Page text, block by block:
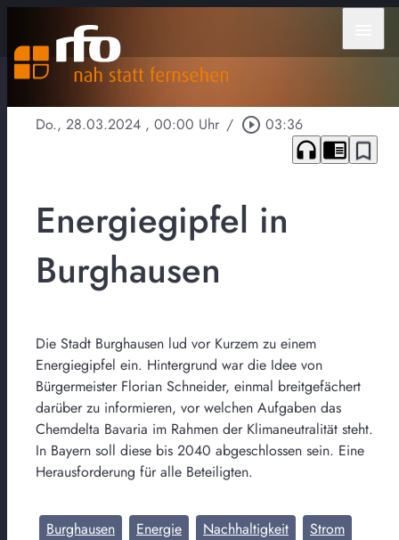
Do., 28.03.2024 , 00:00 Uhr / play_circle_outline 03:36
headphones chrome_reader_mode bookmark_border
Energiegipfel in
Burghausen
Die Stadt Burghausen lud vor Kurzem zu einem
Energiegipfel ein. Hintergrund war die Idee von
Bürgermeister Florian Schneider, einmal breitgefächert
darüber zu informieren, vor welchen Aufgaben das
Chemdelta Bavaria im Rahmen der Klimaneutralität steht.
In Bayern soll diese bis 2040 abgeschlossen sein. Eine
Herausforderung für alle Beteiligten.
Burghausen Energie Nachhaltigkeit Strom